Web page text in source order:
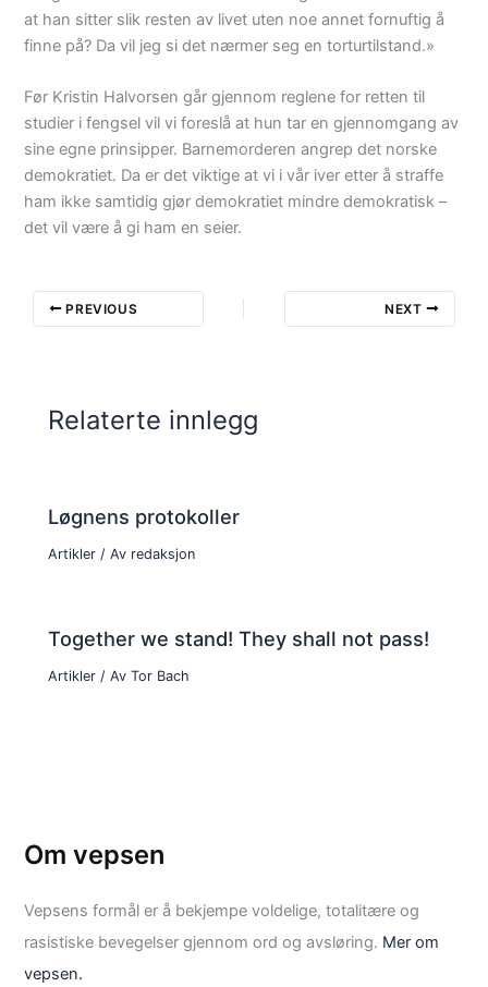
at han sitter slik resten av livet uten noe annet fornuftig å
finne på? Da vil jeg si det nærmer seg en torturtilstand.»
Før Kristin Halvorsen går gjennom reglene for retten til
studier i fengsel vil vi foreslå at hun tar en gjennomgang av
sine egne prinsipper. Barnemorderen angrep det norske
demokratiet. Da er det viktige at vi i vår iver etter å straffe
ham ikke samtidig gjør demokratiet mindre demokratisk –
det vil være å gi ham en seier.
PREVIOUS NEXT
Relaterte innlegg
Løgnens protokoller
Artikler / Av redaksjon
Together we stand! They shall not pass!
Artikler / Av Tor Bach
Om vepsen
Vepsens formål er å bekjempe voldelige, totalitære og
rasistiske bevegelser gjennom ord og avsløring. Mer om
vepsen.